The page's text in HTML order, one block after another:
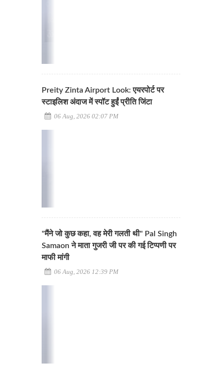
Preity Zinta Airport Look: एयरपोर्ट पर
स्टाइलिश अंदाज में स्पॉट हुईं प्रीति जिंटा
06 Aug, 2026 02:07 PM
"मैंने जो कुछ कहा, वह मेरी गलती थी" Pal Singh
Samaon ने माता गुजरी जी पर की गई टिप्पणी पर
माफी मांगी
06 Aug, 2026 12:39 PM